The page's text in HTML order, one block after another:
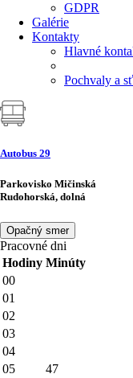
GDPR
Galérie
Kontakty
Hlavné
Pochvaly a
Autobus 29
Parkovisko Mičinská
Rudohorská, dolná
Opačný smer
Pracovné dni
Hodiny Minúty
00
01
02
03
04
05
47